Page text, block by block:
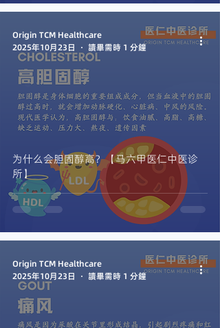
为什么会胆固醇高？【马六甲医仁中医诊
所】
Origin TCM Healthcare
2025年10月23日
讀畢需時 1 分鐘
Origin TCM Healthcare
2025年10月23日
讀畢需時 1 分鐘